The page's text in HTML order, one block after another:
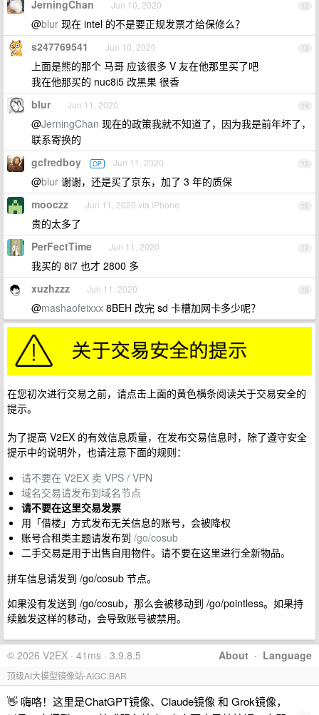
12
JerningChan Jun 10, 2020
@blur 现在 intel 的不是要正规发票才给保修么？
13
s247769541 Jun 10, 2020
上面是熊的那个 马哥 应该很多 V 友在他那里买了吧
我在他那买的 nuc8i5 改黑果 很香
14
blur Jun 11, 2020
@JerningChan 现在的政策我就不知道了，因为我是前年坏了，
联系寄换的
15
gcfredboy OP Jun 11, 2020
@blur 谢谢，还是买了京东，加了 3 年的质保
16
mooczz Jun 11, 2020 via iPhone
贵的太多了
17
PerFectTime Jun 11, 2020
我买的 8i7 也才 2800 多
18
xuzhzzz Jun 11, 2020
@mashaofeixxx 8BEH 改完 sd 卡槽加网卡多少呢？
在您初次进行交易之前，请点击上面的黄色横条阅读关于交易安全的
提示。
为了提高 V2EX 的有效信息质量，在发布交易信息时，除了遵守安全
提示中的说明外，也请注意下面的规则：
请不要在 V2EX 卖 VPS / VPN
域名交易请发布到域名节点
请不要在这里交易发票
用「借楼」方式发布无关信息的账号，会被降权
账号合租类主题请发布到 /go/cosub
二手交易是用于出售自用物件。请不要在这里进行全新物品。
拼车信息请发到 /go/cosub 节点。
如果没有发送到 /go/cosub，那么会被移动到 /go/pointless。如果持
续触发这样的移动，会导致账号被禁用。
About · Language
© 2026 V2EX · 41ms · 3.9.8.5
顶级AI大模型镜像站-AIGC.BAR
👋 嗨咯！这里是ChatGPT镜像、Claude镜像 和 Grok镜像，